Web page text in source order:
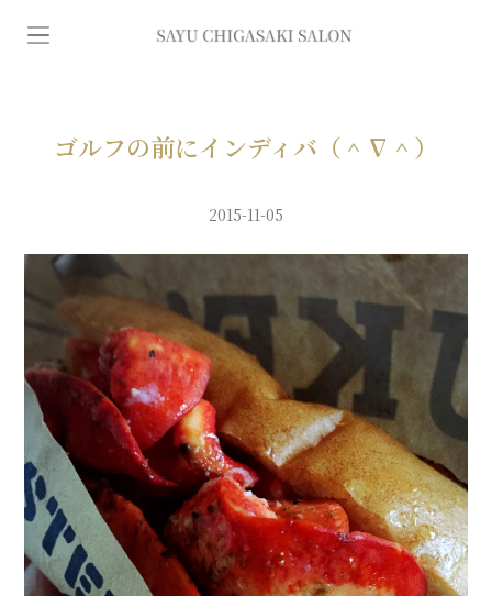
イ
デ
バ
専
門
エ
ス
ゴルフの前にインディバ（＾∇＾）
2015-11-05